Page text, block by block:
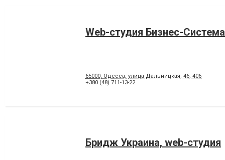
Web-студия Бизнес-
65000, Одесса, улица Дальницкая, 46, 406
+380 (48) 711-13-22
Бридж Украина, web-студия